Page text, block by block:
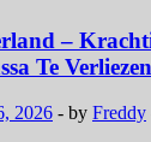
–
Te Verliezen
2026 - by Freddy